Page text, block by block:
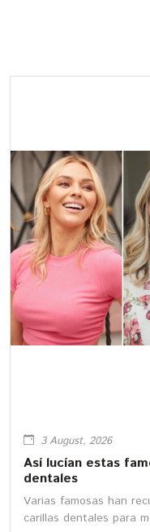
3 August, 2026
Así lucían estas
dentales
Varias famosas han
carillas dentales para